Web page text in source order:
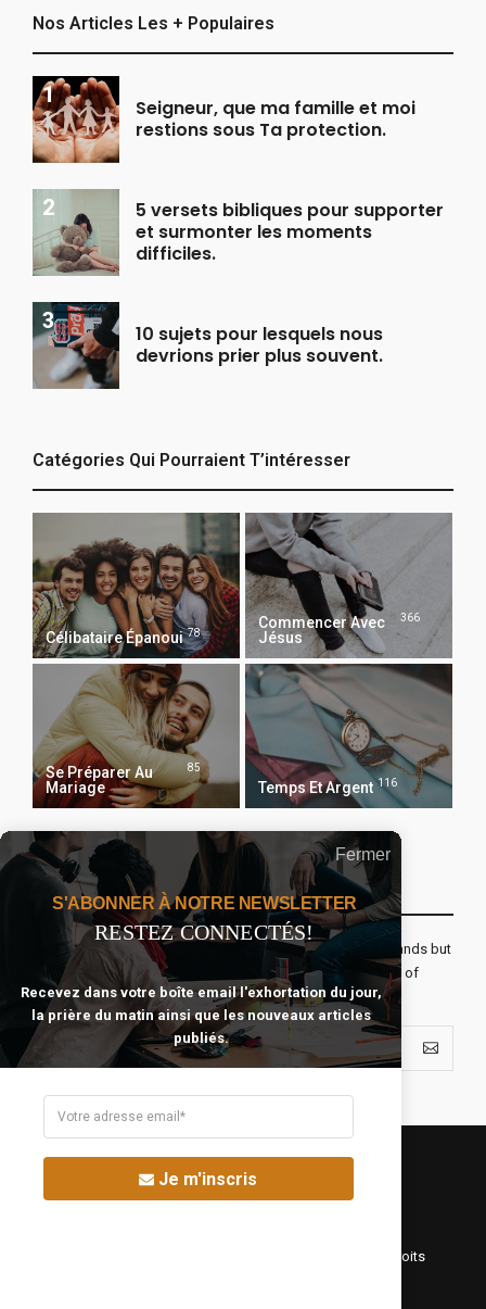
Nos Articles Les + Populaires
Seigneur, que ma famille et moi
restions sous Ta protection.
5 versets bibliques pour supporter
et surmonter les moments
difficiles.
10 sujets pour lesquels nous
devrions prier plus souvent.
Catégories Qui Pourraient T’intéresser
Célibataire Épanoui 78
Commencer Avec
Jésus
366
Se Préparer Au
Mariage
85
Temps Et Argent 116
Recevoir Notre Newsletter Chaque Matin
The real voyage of discovery consists not in seeking new lands but
seeing with new eyes. All journeys have secret destinations of
which the traveler is unaware.
©Fréquence Chrétienne Production 2016-2025. Tous droits
Fermer
S'ABONNER À NOTRE NEWSLETTER
RESTEZ CONNECTÉS!
Recevez dans votre boîte email l'exhortation du jour,
la prière du matin ainsi que les nouveaux articles
publiés.
Je m'inscris